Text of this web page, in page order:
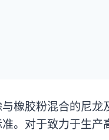
橡胶粉混合的尼龙
。对于致力于生产